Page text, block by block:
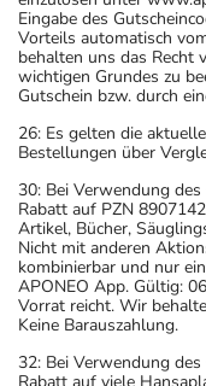
Eingabe des
Vorteils automatisch
behalten uns das Recht
wichtigen Grundes zu
Gutschein bzw. durch
26: Es gelten die
Bestellungen über
30: Bei Verwendung
Rabatt auf PZN
Artikel, Bücher,
Nicht mit anderen
kombinierbar und nur
APONEO App. Gültig:
Vorrat reicht. Wir
Keine Barauszahlung.
32: Bei Verwendung